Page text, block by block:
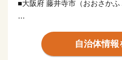
■大阪府 藤井寺市（おおさかふ
ちの中に3つも駅があります。
15分と繁華街へのアクセスも良
自治体情報